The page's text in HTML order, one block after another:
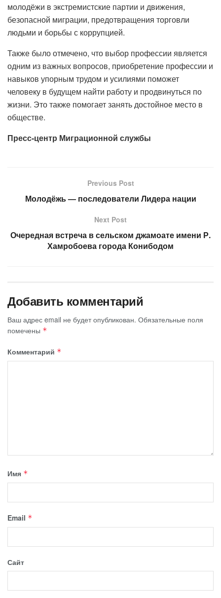
молодёжи в экстремистские партии и движения,
безопасной миграции, предотвращения торговли
людьми и борьбы с коррупцией.
Также было отмечено, что выбор профессии является
одним из важных вопросов, приобретение профессии и
навыков упорным трудом и усилиями поможет
человеку в будущем найти работу и продвинуться по
жизни. Это также помогает занять достойное место в
обществе.
Пресс-центр Миграционной службы
Previous Post
Молодёжь — последователи Лидера нации
Next Post
Очередная встреча в сельском джамоате имени Р.
Хамробоева города Конибодом
Добавить комментарий
Ваш адрес email не будет опубликован. Обязательные поля
помечены *
Комментарий *
Имя *
Email *
Сайт